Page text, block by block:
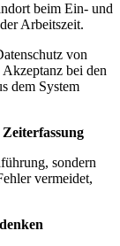
beim Ein- und
Arbeitszeit.
von
bei den
dem System
sondern
vermeidet,